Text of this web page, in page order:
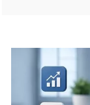
Зручний час для